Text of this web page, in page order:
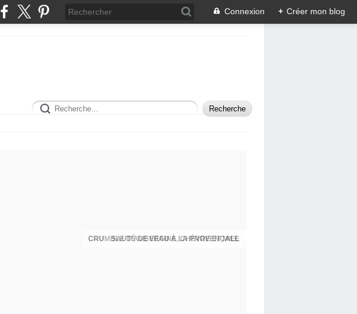
Connexion + Créer mon blog
SAUTÉ DE VEAU À LA PROVENÇALE